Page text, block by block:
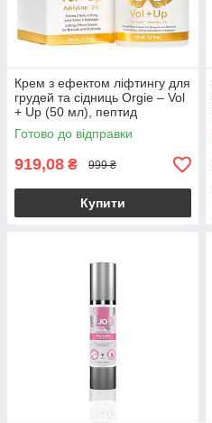
Крем з ефектом ліфтингу для
грудей та сідниць Orgie – Vol
+ Up (50 мл), пептид
Adifyline™
Готово до відправки
919,08 ₴ 999 ₴
Купити